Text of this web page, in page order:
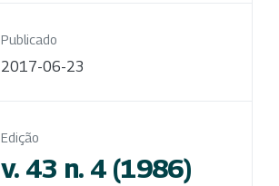
Publicado
2017-06-23
Edição
v. 43 n. 4 (1986)